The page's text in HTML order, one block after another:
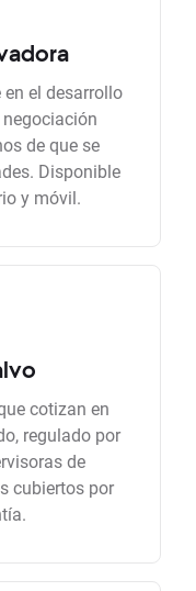
el desarrollo
de que se
Disponible
y móvil.
cotizan en
regulado por
de
cubiertos por